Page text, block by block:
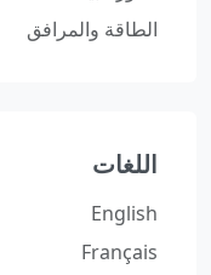
الطاقة والمرافق
اللغات
English
Français